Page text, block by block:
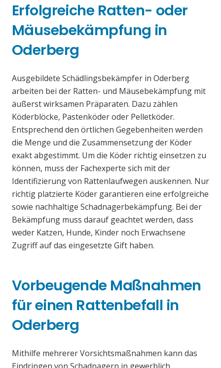
Erfolgreiche Ratten- oder
Mäusebekämpfung in
Oderberg
Ausgebildete Schädlingsbekämpfer in Oderberg
arbeiten bei der Ratten- und Mäusebekämpfung mit
äußerst wirksamen Präparaten. Dazu zählen
Köderblöcke, Pastenköder oder Pelletköder.
Entsprechend den örtlichen Gegebenheiten werden
die Menge und die Zusammensetzung der Köder
exakt abgestimmt. Um die Köder richtig einsetzen zu
können, muss der Fachexperte sich mit der
Identifizierung von Rattenlaufwegen auskennen. Nur
richtig platzierte Köder garantieren eine erfolgreiche
sowie nachhaltige Schadnagerbekämpfung. Bei der
Bekämpfung muss darauf geachtet werden, dass
weder Katzen, Hunde, Kinder noch Erwachsene
Zugriff auf das eingesetzte Gift haben.
Vorbeugende Maßnahmen
für einen Rattenbefall in
Oderberg
Mithilfe mehrerer Vorsichtsmaßnahmen kann das